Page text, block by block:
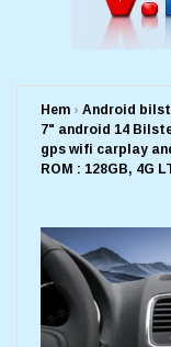
Hem › Android
7" android 14
gps wifi carplay
ROM : 128GB, 4G